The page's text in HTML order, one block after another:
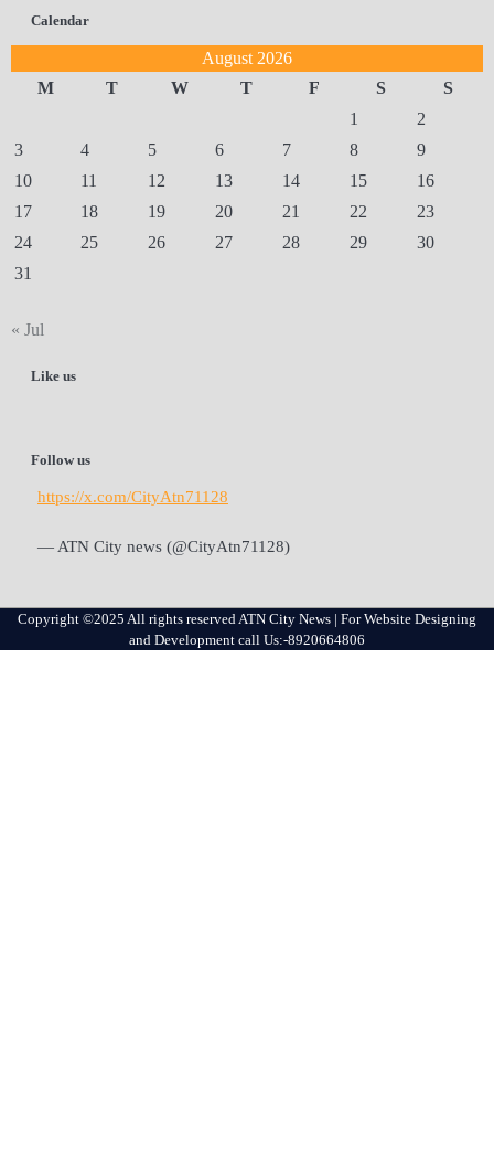
Calendar
August 2026
M
T W T F S
S
1
2
3
4 5 6 7 8
9
10
11 12 13 14 15
16
17
18 19 20 21 22
23
24
25 26 27 28 29
30
31
« Jul
Like us
Follow us
https://x.com/CityAtn71128
— ATN City news (@CityAtn71128)
Copyright ©2025 All rights reserved ATN City News | For Website Designing
and Development call Us:-8920664806